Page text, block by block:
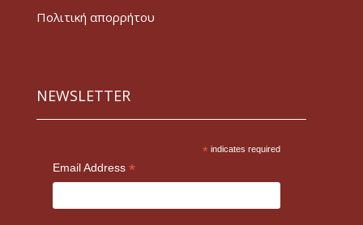
Πολιτική απορρήτου
NEWSLETTER
* indicates required
Email Address *